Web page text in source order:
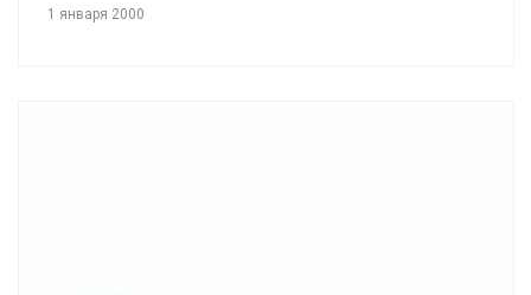
1 января 2000